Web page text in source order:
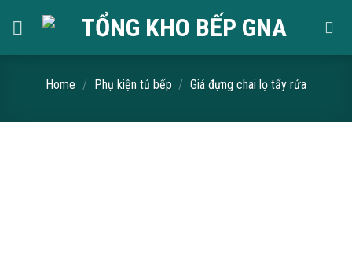
Home / Phụ kiện tủ bếp / Giá đựng chai lọ tẩy rửa